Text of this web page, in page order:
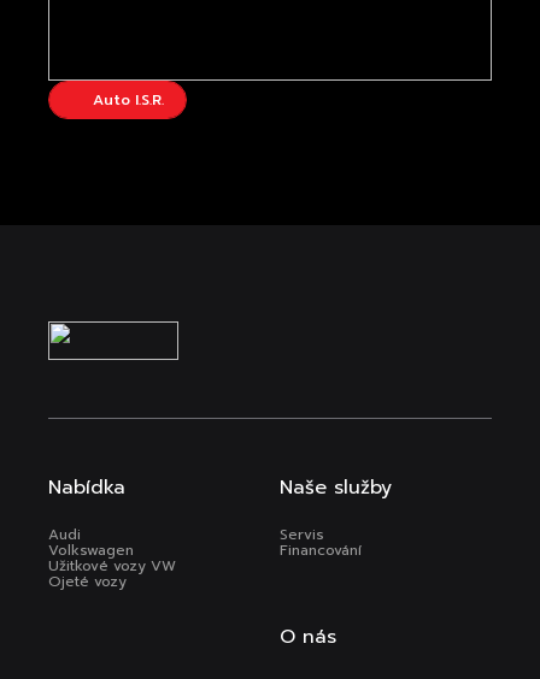
Auto I.S.R.
Nabídka
Audi
Volkswagen
Užitkové vozy VW
Ojeté vozy
Naše služby
Servis
Financování
O nás